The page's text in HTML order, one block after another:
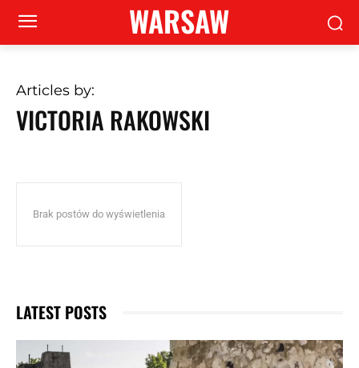
WARSAW
Articles by:
VICTORIA RAKOWSKI
Brak postów do wyświetlenia
LATEST POSTS